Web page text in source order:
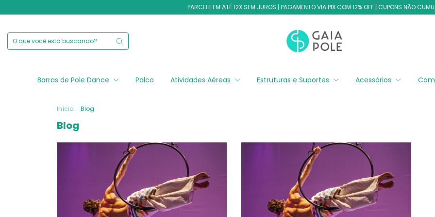
PARCELE EM ATÉ 12X SEM JUROS | PAGAMENTO VIA PIX COM 12% OFF | CUPONS NÃO
Barras de Pole Dance Palco Atividades Aéreas Estruturas e Suportes Acessórios
Início . Blog
Blog